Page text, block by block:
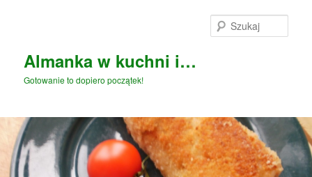
Almanka w kuchni i…
Gotowanie to dopiero początek!